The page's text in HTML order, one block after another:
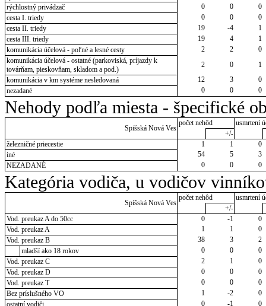
rýchlostný privádzač
0 0
0
cesta I. triedy
0 0
0
cesta II. triedy
19 -4
1
cesta III. triedy
19 4
1
komunikácia účelová - poľné a lesné cesty
2 2
0
komunikácia účelová - ostatné (parkoviská, príjazdy k
továrňam, pieskovňam, skladom a pod.)
2 0
1
komunikácia v km systéme nesledovaná
12 3
0
nezadané
0 0 0
Nehody podľa miesta - špecifické
Spišská Nová Ves
počet nehôd
usmrtení
+/-
železničné priecestie
1 1
0
iné
54 5
3
NEZADANÉ
0 0 0
Kategória vodiča, u vodičov
Spišská Nová Ves
počet nehôd
usmrtení
+/-
Vod. preukaz A do 50cc
0 -1
0
Vod. preukaz A
1 1
0
Vod. preukaz B
38 3
2
mladší ako 18 rokov
0 0
0
Vod. preukaz C
2 1
0
Vod. preukaz D
0 0
0
Vod. preukaz T
0 0
0
Bez príslušného VO
1 -2
0
0 -1
0